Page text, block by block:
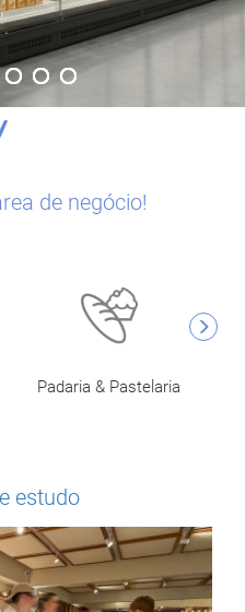
de negócio!
Padaria & Pastelaria
estudo